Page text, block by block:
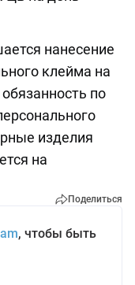
нанесение
клейма на
по
изделия
на
Поделиться
, чтобы быть